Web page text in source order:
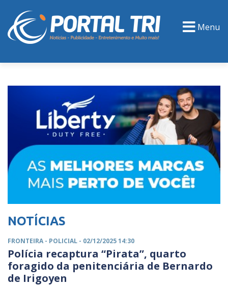
Menu
NOTÍCIAS
FRONTEIRA - POLICIAL - 02/12/2025 14:30
Polícia recaptura “Pirata”, quarto
foragido da penitenciária de Bernardo
de Irigoyen